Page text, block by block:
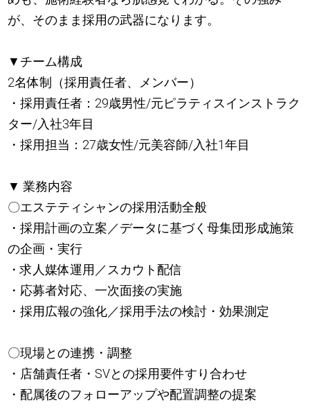
が、そのまま採用の武器になります。
▼チーム構成
2名体制（採用責任者、メンバー）
・採用責任者：29歳男性/元ピラティスインストラク
ター/入社3年目
・採用担当：27歳女性/元美容師/入社1年目
▼ 業務内容
〇エステティシャンの採用活動全般
・採用計画の立案／データに基づく母集団形成施策
の企画・実行
・求人媒体運用／スカウト配信
・応募者対応、一次面接の実施
・採用広報の強化／採用手法の検討・効果測定
〇現場との連携・調整
・店舗責任者・SVとの採用要件すり合わせ
・配属後のフォローアップや配置調整の提案